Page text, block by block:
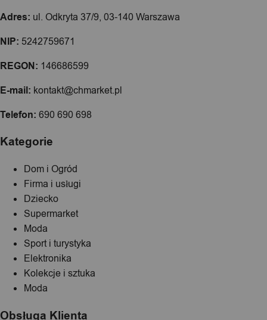
Adres: ul. Odkryta 37/9, 03-140 Warszawa
NIP: 5242759671
REGON: 146686599
E-mail: kontakt@chmarket.pl
Telefon: 690 690 698
Kategorie
Dom i Ogród
Firma i usługi
Dziecko
Supermarket
Moda
Sport i turystyka
Elektronika
Kolekcje i sztuka
Moda
Obsługa Klienta